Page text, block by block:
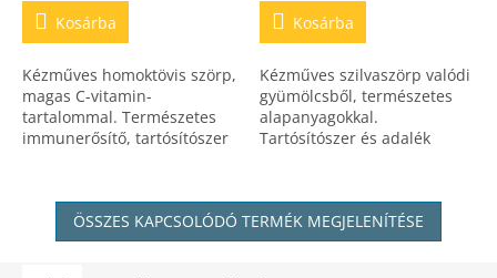
Kosárba
Kézműves homoktövis szörp,
magas C-vitamin-
tartalommal. Természetes
immunerősítő, tartósítószer
Kosárba
Kézműves szilvaszörp valódi
gyümölcsből, természetes
alapanyagokkal.
Tartósítószer és adalék
ÖSSZES KAPCSOLÓDÓ TERMÉK MEGJELENÍTÉSE